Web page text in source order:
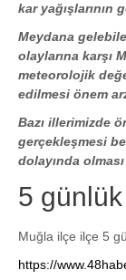
kar yağışlarının
Meydana
olaylarına karşı
meteorolojik
edilmesi önem
Bazı illerimizde
gerçekleşmesi
dolayında
5
Muğla ilçe ilçe 5
https://